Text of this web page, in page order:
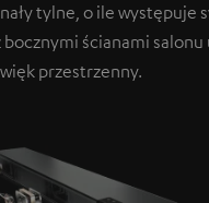
tylne, o ile występuje
bocznymi ścianami salonu
przestrzenny.